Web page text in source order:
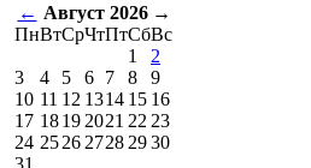
← Август 2026 →
ПнВтСрЧтПтСбВс
1
2
3
4 5 6 7 8
9
10 11 12 1314 15 16
17 1819 2021 22 23
24 2526 2728 2930
31